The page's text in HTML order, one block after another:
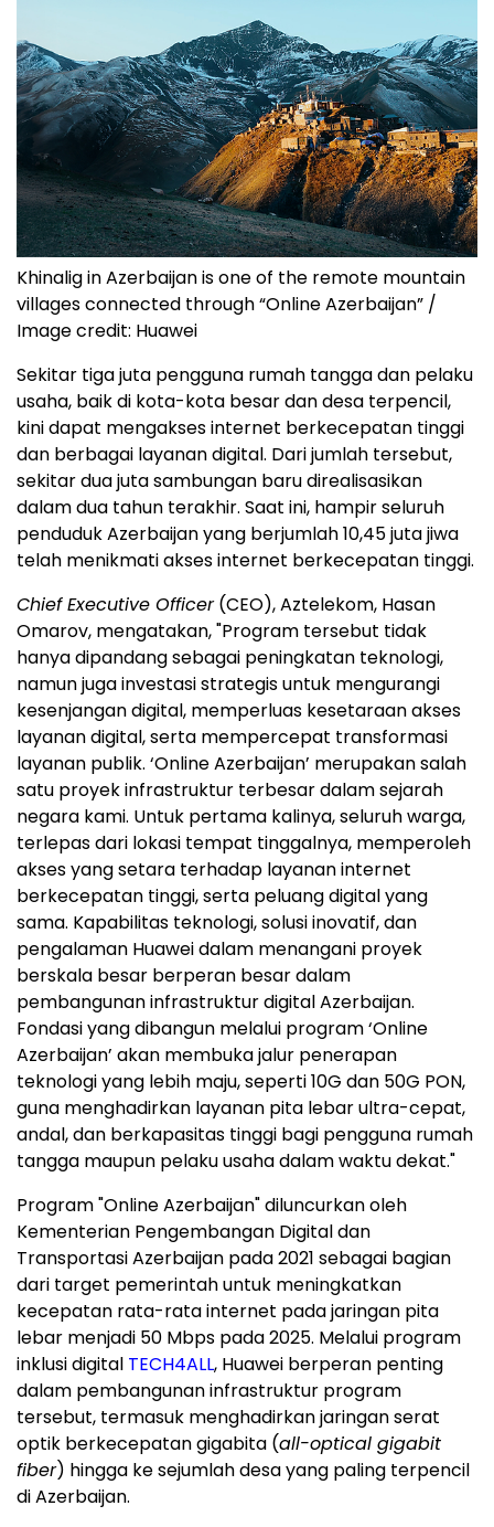
Khinalig in Azerbaijan is one of the remote mountain
villages connected through “Online Azerbaijan” /
Image credit: Huawei
Sekitar tiga juta pengguna rumah tangga dan pelaku
usaha, baik di kota-kota besar dan desa terpencil,
kini dapat mengakses internet berkecepatan tinggi
dan berbagai layanan digital. Dari jumlah tersebut,
sekitar dua juta sambungan baru direalisasikan
dalam dua tahun terakhir. Saat ini, hampir seluruh
penduduk Azerbaijan yang berjumlah 10,45 juta jiwa
telah menikmati akses internet berkecepatan tinggi.
Chief Executive Officer(CEO), Aztelekom, Hasan
Omarov, mengatakan, "Program tersebut tidak
hanya dipandang sebagai peningkatan teknologi,
namun juga investasi strategis untuk mengurangi
kesenjangan digital, memperluas kesetaraan akses
layanan digital, serta mempercepat transformasi
layanan publik. ‘Online Azerbaijan’ merupakan salah
satu proyek infrastruktur terbesar dalam sejarah
negara kami. Untuk pertama kalinya, seluruh warga,
terlepas dari lokasi tempat tinggalnya, memperoleh
akses yang setara terhadap layanan internet
berkecepatan tinggi, serta peluang digital yang
sama. Kapabilitas teknologi, solusi inovatif, dan
pengalaman Huawei dalam menangani proyek
berskala besar berperan besar dalam
pembangunan infrastruktur digital Azerbaijan.
Fondasi yang dibangun melalui program ‘Online
Azerbaijan’ akan membuka jalur penerapan
teknologi yang lebih maju, seperti 10G dan 50G PON,
guna menghadirkan layanan pita lebar ultra-cepat,
andal, dan berkapasitas tinggi bagi pengguna rumah
tangga maupun pelaku usaha dalam waktu dekat."
Program "Online Azerbaijan" diluncurkan oleh
Kementerian Pengembangan Digital dan
Transportasi Azerbaijan pada 2021 sebagai bagian
dari target pemerintah untuk meningkatkan
kecepatan rata-rata internet pada jaringan pita
lebar menjadi 50 Mbps pada 2025. Melalui program
inklusi digital TECH4ALL, Huawei berperan penting
dalam pembangunan infrastruktur program
tersebut, termasuk menghadirkan jaringan serat
optik berkecepatan gigabita (all-optical gigabit
fiber) hingga ke sejumlah desa yang paling terpencil
di Azerbaijan.